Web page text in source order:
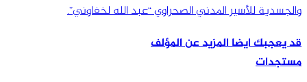
والجسدية للأسير المدني الصحراوي “عبد الله لخفاوني”.
قد يعجبك ايضاالمزيد عن المؤلف
مستجدات